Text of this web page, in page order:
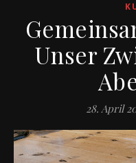
Unser
28. April